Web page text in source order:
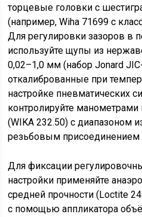
торцевые головки с
(например, Wiha 71699 с
Для регулировки зазоров в
используйте щупы из
0,02–1,0 мм (набор Jonard
откалиброванные при
настройке пневматических
контролируйте манометрами
(WIKA 232.50) с диапазоном
резьбовым присоединением
Для фиксации
настройки применяйте
средней прочности (Loctite
с помощью аппликатора